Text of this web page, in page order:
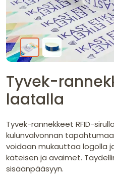
Tyvek-
laatalla
Tyvek-rannekkeet RFID-
kulunvalvonnan
voidaan mukauttaa logolla
käteisen ja avaimet.
sisäänpääsyyn.